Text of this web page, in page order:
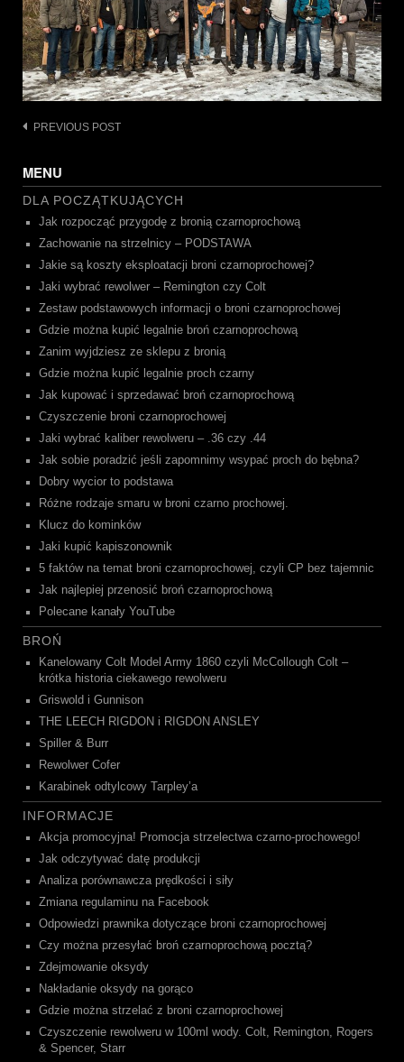
Post
PREVIOUS POST
MENU
DLA POCZĄTKUJĄCYCH
Jak rozpocząć przygodę z bronią czarnoprochową
Zachowanie na strzelnicy – PODSTAWA
Jakie są koszty eksploatacji broni czarnoprochowej?
Jaki wybrać rewolwer – Remington czy Colt
Zestaw podstawowych informacji o broni czarnoprochowej
Gdzie można kupić legalnie broń czarnoprochową
Zanim wyjdziesz ze sklepu z bronią
Gdzie można kupić legalnie proch czarny
Jak kupować i sprzedawać broń czarnoprochową
Czyszczenie broni czarnoprochowej
Jaki wybrać kaliber rewolweru – .36 czy .44
Jak sobie poradzić jeśli zapomnimy wsypać proch do bębna?
Dobry wycior to podstawa
Różne rodzaje smaru w broni czarno prochowej.
Klucz do kominków
Jaki kupić kapiszonownik
5 faktów na temat broni czarnoprochowej, czyli CP bez tajemnic
Jak najlepiej przenosić broń czarnoprochową
Polecane kanały YouTube
BROŃ
Kanelowany Colt Model Army 1860 czyli McCollough Colt –
krótka historia ciekawego rewolweru
Griswold i Gunnison
THE LEECH RIGDON i RIGDON ANSLEY
Spiller & Burr
Rewolwer Cofer
Karabinek odtylcowy Tarpley’a
INFORMACJE
Akcja promocyjna! Promocja strzelectwa czarno-prochowego!
Jak odczytywać datę produkcji
Analiza porównawcza prędkości i siły
Zmiana regulaminu na Facebook
Odpowiedzi prawnika dotyczące broni czarnoprochowej
Czy można przesyłać broń czarnoprochową pocztą?
Zdejmowanie oksydy
Nakładanie oksydy na gorąco
Gdzie można strzelać z broni czarnoprochowej
Czyszczenie rewolweru w 100ml wody. Colt, Remington, Rogers
& Spencer, Starr